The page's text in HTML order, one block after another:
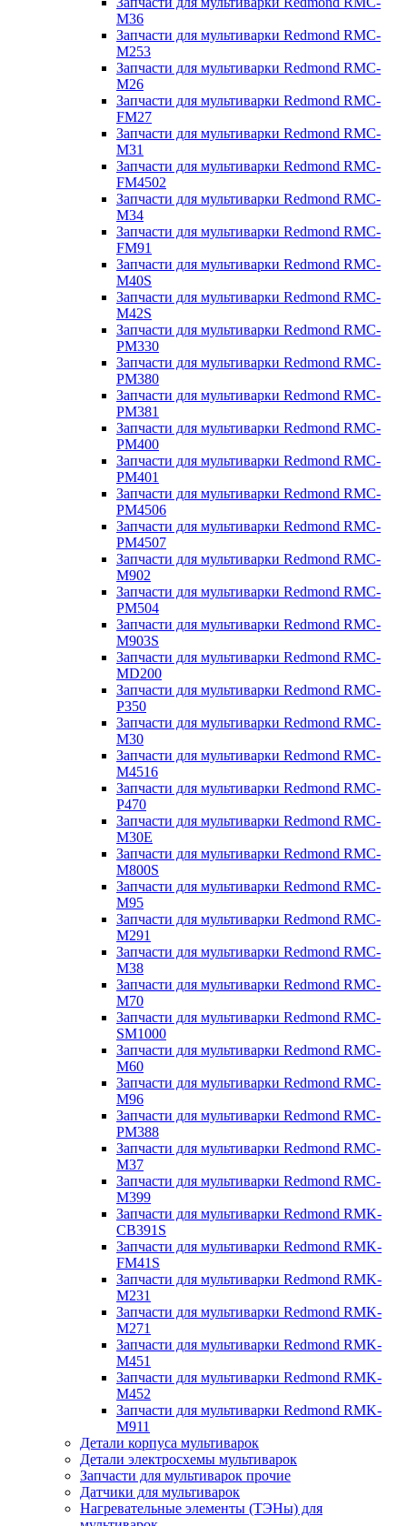
M36
Запчасти для мультиварки Redmond RMC-
M253
Запчасти для мультиварки Redmond RMC-
M26
Запчасти для мультиварки Redmond RMC-
FM27
Запчасти для мультиварки Redmond RMC-
M31
Запчасти для мультиварки Redmond RMC-
FM4502
Запчасти для мультиварки Redmond RMC-
M34
Запчасти для мультиварки Redmond RMC-
FM91
Запчасти для мультиварки Redmond RMC-
M40S
Запчасти для мультиварки Redmond RMC-
M42S
Запчасти для мультиварки Redmond RMC-
PM330
Запчасти для мультиварки Redmond RMC-
PM380
Запчасти для мультиварки Redmond RMC-
PM381
Запчасти для мультиварки Redmond RMC-
PM400
Запчасти для мультиварки Redmond RMC-
PM401
Запчасти для мультиварки Redmond RMC-
PM4506
Запчасти для мультиварки Redmond RMC-
PM4507
Запчасти для мультиварки Redmond RMC-
M902
Запчасти для мультиварки Redmond RMC-
PM504
Запчасти для мультиварки Redmond RMC-
M903S
Запчасти для мультиварки Redmond RMC-
MD200
Запчасти для мультиварки Redmond RMC-
P350
Запчасти для мультиварки Redmond RMC-
M30
Запчасти для мультиварки Redmond RMC-
M4516
Запчасти для мультиварки Redmond RMC-
P470
Запчасти для мультиварки Redmond RMC-
M30E
Запчасти для мультиварки Redmond RMC-
M800S
Запчасти для мультиварки Redmond RMC-
M95
Запчасти для мультиварки Redmond RMC-
M291
Запчасти для мультиварки Redmond RMC-
M38
Запчасти для мультиварки Redmond RMC-
M70
Запчасти для мультиварки Redmond RMC-
SM1000
Запчасти для мультиварки Redmond RMC-
M60
Запчасти для мультиварки Redmond RMC-
M96
Запчасти для мультиварки Redmond RMC-
PM388
Запчасти для мультиварки Redmond RMC-
M37
Запчасти для мультиварки Redmond RMC-
M399
Запчасти для мультиварки Redmond RMK-
CB391S
Запчасти для мультиварки Redmond RMK-
FM41S
Запчасти для мультиварки Redmond RMK-
M231
Запчасти для мультиварки Redmond RMK-
M271
Запчасти для мультиварки Redmond RMK-
M451
Запчасти для мультиварки Redmond RMK-
M452
Запчасти для мультиварки Redmond RMK-
M911
Детали корпуса мультиварок
Детали электросхемы мультиварок
Запчасти для мультиварок прочие
Датчики для мультиварок
Нагревательные элементы (ТЭНы) для